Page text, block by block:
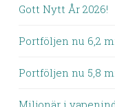
Gott Nytt År 2026!
Portföljen nu 6,2
Portföljen nu 5,8
Miljonär i